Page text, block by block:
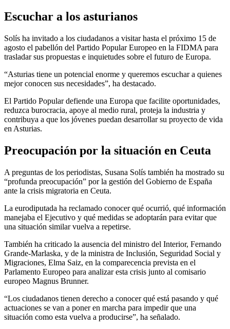
Escuchar a los asturianos
Solís ha invitado a los ciudadanos a visitar hasta el próximo 15 de
agosto el pabellón del Partido Popular Europeo en la FIDMA para
trasladar sus propuestas e inquietudes sobre el futuro de Europa.
“Asturias tiene un potencial enorme y queremos escuchar a quienes
mejor conocen sus necesidades”, ha destacado.
El Partido Popular defiende una Europa que facilite oportunidades,
reduzca burocracia, apoye al medio rural, proteja la industria y
contribuya a que los jóvenes puedan desarrollar su proyecto de vida
en Asturias.
Preocupación por la situación en Ceuta
A preguntas de los periodistas, Susana Solís también ha mostrado su
“profunda preocupación” por la gestión del Gobierno de España
ante la crisis migratoria en Ceuta.
La eurodiputada ha reclamado conocer qué ocurrió, qué información
manejaba el Ejecutivo y qué medidas se adoptarán para evitar que
una situación similar vuelva a repetirse.
También ha criticado la ausencia del ministro del Interior, Fernando
Grande-Marlaska, y de la ministra de Inclusión, Seguridad Social y
Migraciones, Elma Saiz, en la comparecencia prevista en el
Parlamento Europeo para analizar esta crisis junto al comisario
europeo Magnus Brunner.
“Los ciudadanos tienen derecho a conocer qué está pasando y qué
actuaciones se van a poner en marcha para impedir que una
situación como esta vuelva a producirse”, ha señalado.